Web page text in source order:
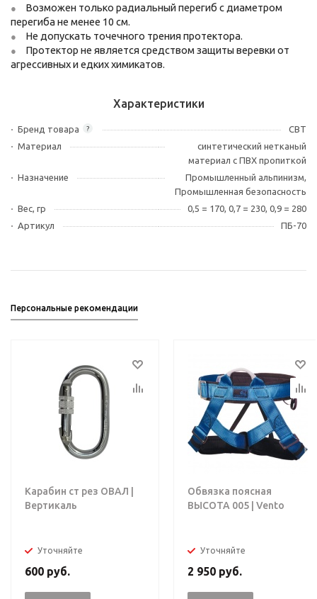
Возможен только радиальный перегиб с диаметром
перегиба не менее 10 см.
Не допускать точечного трения протектора.
Протектор не является средством защиты веревки от
агрессивных и едких химикатов.
Характеристики
?
Бренд товара
СВТ
Материал
синтетический нетканый
материал с ПВХ пропиткой
Назначение
Промышленный альпинизм,
Промышленная безопасность
Вес, гр
0,5 = 170, 0,7 = 230, 0,9 = 280
Артикул
ПБ-70
Персональные рекомендации
Карабин ст рез ОВАЛ |
Вертикаль
Уточняйте
600 руб.
Обвязка поясная
ВЫСОТА 005 | Vento
Уточняйте
2 950 руб.